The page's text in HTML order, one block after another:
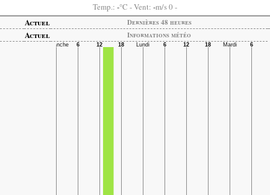
Temp.: -°C - Vent: -m/s 0 -
Actuel
Dernières 48 heures
Actuel Informations météo